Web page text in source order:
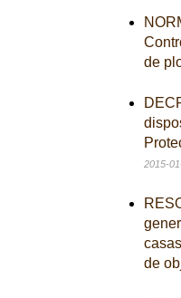
de
2015-
de